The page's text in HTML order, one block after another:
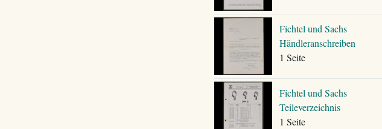
Fichtel und Sachs
Händleranschreiben
1 Seite
Fichtel und Sachs
Teileverzeichnis
1 Seite